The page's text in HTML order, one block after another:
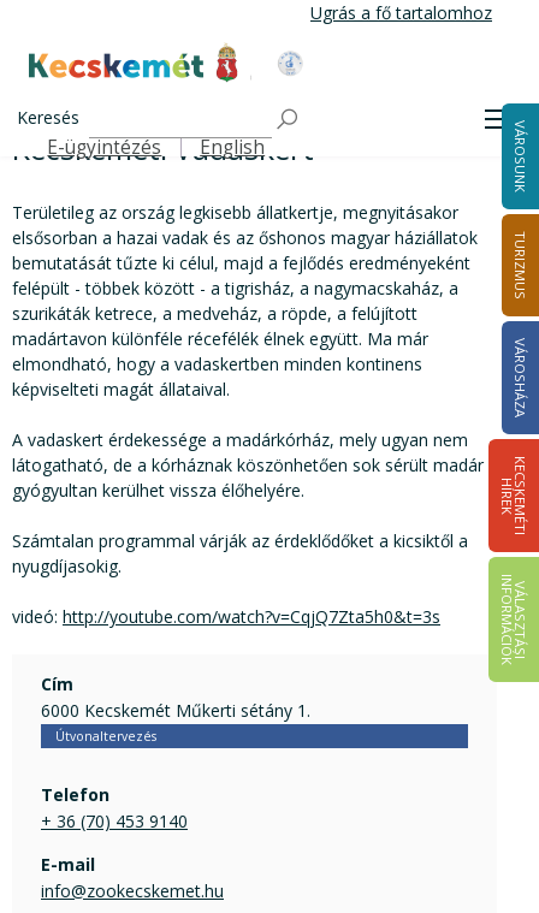
tartalomra
Ugrás a fő tartalomhoz
Kecskemét Város Honlapja
Keresés
Felső navigáció
E-ügyintézés English VÁROSUNK
TURIZMUS
VÁROSHÁZA
K
E
C
S
K
E
M
É
T
I
HÍ
R
E
K
V
Á
L
A
S
Z
T
Á
S
I
IN
F
O
R
M
Á
C
I
Ó
K
Kecskeméti Vadaskert
Kecskeméti Vadaskert
Területileg az ország legkisebb állatkertje, megnyitásakor
elsősorban a hazai vadak és az őshonos magyar háziállatok
bemutatását tűzte ki célul, majd a fejlődés eredményeként
felépült - többek között - a tigrisház, a nagymacskaház, a
szurikáták ketrece, a medveház, a röpde, a felújított
madártavon különféle récefélék élnek együtt. Ma már
elmondható, hogy a vadaskertben minden kontinens
képviselteti magát állataival.
A vadaskert érdekessége a madárkórház, mely ugyan nem
látogatható, de a kórháznak köszönhetően sok sérült madár
gyógyultan kerülhet vissza élőhelyére.
Számtalan programmal várják az érdeklődőket a kicsiktől a
nyugdíjasokig.
videó: http://youtube.com/watch?v=CqjQ7Zta5h0&t=3s
Cím
6000 Kecskemét Műkerti sétány 1.
Útvonaltervezés
Telefon
+ 36 (70) 453 9140
E-mail
info@zookecskemet.hu